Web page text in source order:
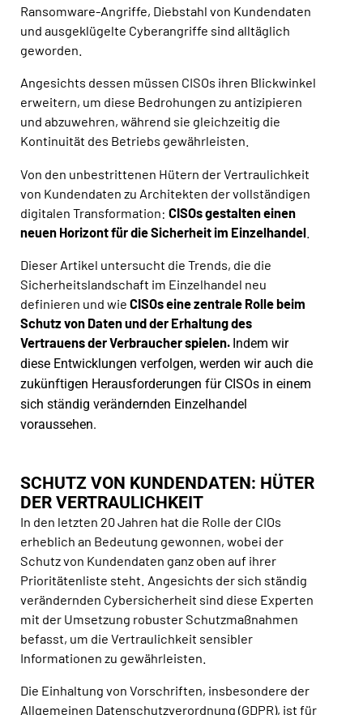
Ransomware-Angriffe, Diebstahl von Kundendaten
und ausgeklügelte Cyberangriffe sind alltäglich
geworden.
Angesichts dessen müssen CISOs ihren Blickwinkel
erweitern, um diese Bedrohungen zu antizipieren
und abzuwehren, während sie gleichzeitig die
Kontinuität des Betriebs gewährleisten.
Von den unbestrittenen Hütern der Vertraulichkeit
von Kundendaten zu Architekten der vollständigen
digitalen Transformation: CISOs gestalten einen
neuen Horizont für die Sicherheit im Einzelhandel
Dieser Artikel untersucht die Trends, die die
Sicherheitslandschaft im Einzelhandel neu
definieren und wie CISOs eine zentrale Rolle beim
Schutz von Daten und der Erhaltung des
Vertrauens der Verbraucher spielen. Indem wir
diese Entwicklungen verfolgen, werden wir auch die
zukünftigen Herausforderungen für CISOs in einem
sich ständig verändernden Einzelhandel
voraussehen.
SCHUTZ VON KUNDENDATEN: HÜTER
DER VERTRAULICHKEIT
In den letzten 20 Jahren hat die Rolle der CIOs
erheblich an Bedeutung gewonnen, wobei der
Schutz von Kundendaten ganz oben auf ihrer
Prioritätenliste steht. Angesichts der sich ständig
verändernden Cybersicherheit sind diese Experten
mit der Umsetzung robuster Schutzmaßnahmen
befasst, um die Vertraulichkeit sensibler
Informationen zu gewährleisten.
Die Einhaltung von Vorschriften, insbesondere der
Allgemeinen Datenschutzverordnung (GDPR), ist für